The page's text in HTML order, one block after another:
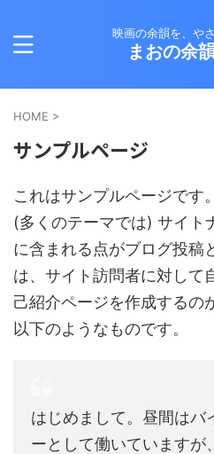
映画の余韻を、や
まおの余
HOME >
サンプルページ
これはサンプルページです
(多くのテーマでは) サイト
に含まれる点がブログ投稿
は、サイト訪問者に対して
己紹介ページを作成するの
以下のようなものです。
はじめまして。昼間はバ
ーとして働いていますが